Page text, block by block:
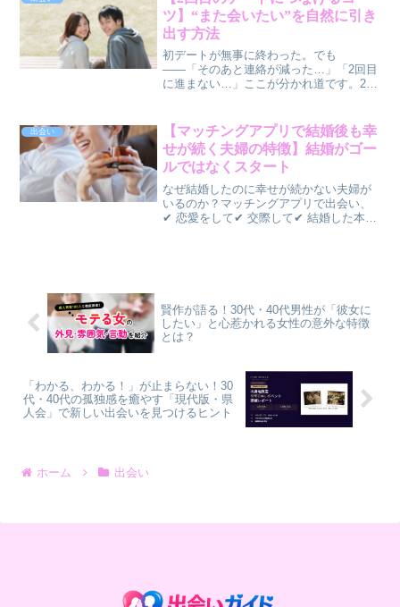
違いは、👉 「...
ツ】“また会いたい”を自然に引き
出す方法
初デートが無事に終わった。でも
――「そのあと連絡が減った…」「2回目
に進まない…」ここが分かれ道です。2回
直後にやるべきこと✅ 2回目につながる
LINE・メッセー...
出会い
【マッチングアプリで結婚後も幸
せが続く夫婦の特徴】結婚がゴー
ルではなくスタート
なぜ結婚したのに幸せが続かない夫婦が
いるのか？マッチングアプリで出会い、
✔ 恋愛をして✔ 交際して✔ 結婚した本来
賢作が語る！30代・40代男性が「彼女に
したい」と心惹かれる女性の意外な特徴
とは？
「わかる、わかる！」が止まらない！30
代・40代の孤独感を癒やす「現代版・県
人会」で新しい出会いを見つけるヒント
ホーム 出会い